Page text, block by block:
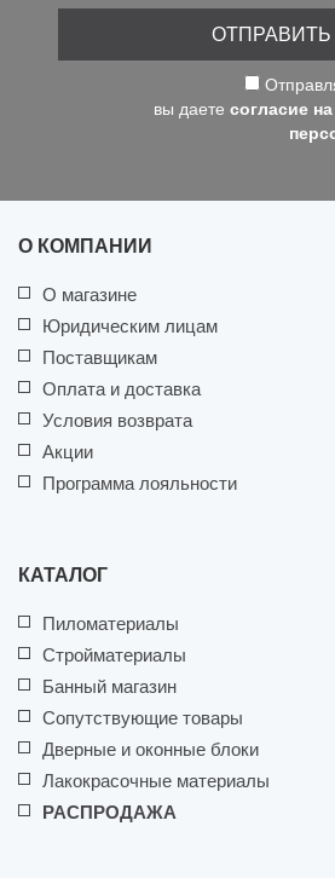
вы даете согласие
ОТПРАВИТЬ
О КОМПАНИИ
О магазине
Юридическим лицам
Поставщикам
Оплата и доставка
Условия возврата
Акции
Программа лояльности
КАТАЛОГ
Пиломатериалы
Стройматериалы
Банный магазин
Сопутствующие товары
Дверные и оконные блоки
Лакокрасочные материалы
РАСПРОДАЖА